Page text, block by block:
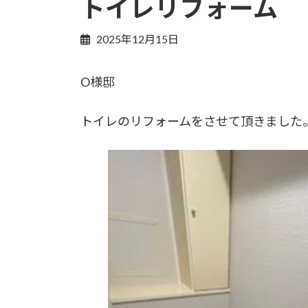
トイレリフォーム
2025年12月15日
O様邸
トイレのリフォームをさせて頂きました